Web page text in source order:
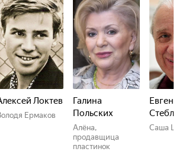
Локтев
Ермаков
Галина
Польских
Алёна,
продавщица
пластинок
Саша